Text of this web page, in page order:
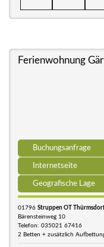
Ferienwohnung
Buchungsanfrage
Internetseite
Geografische Lage
01796 Struppen OT
Bärensteinweg 10
Telefon: 035021 67416
2 Betten + zusätzlich